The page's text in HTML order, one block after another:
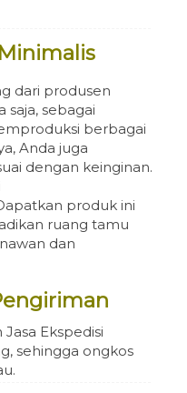
dari produsen
saja, sebagai
berbagai
Anda juga
dengan keinginan.
produk ini
ruang tamu
dan
Ekspedisi
sehingga ongkos